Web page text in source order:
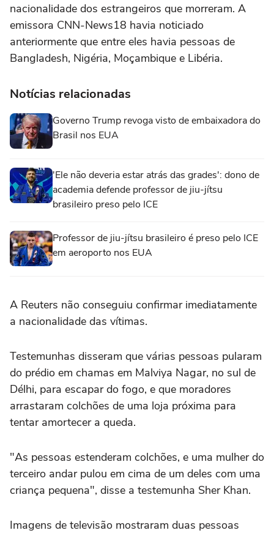
nacionalidade dos estrangeiros que ⁠morreram. A
emissora CNN-News18 havia noticiado
anteriormente que entre eles havia ‌pessoas de
Bangladesh, Nigéria, Moçambique e Libéria.
Notícias relacionadas
Governo Trump revoga visto de embaixadora do
Brasil nos EUA
'Ele não deveria estar atrás das grades': dono de
academia defende professor de jiu-jítsu
brasileiro preso pelo ICE
Professor de jiu-jítsu brasileiro é preso pelo ICE
em aeroporto nos EUA
A Reuters não conseguiu confirmar imediatamente
a nacionalidade das vítimas.
Testemunhas disseram que várias pessoas pularam
‌do prédio em chamas em Malviya ‌Nagar, no sul de
Délhi, para escapar do fogo, e ⁠que moradores
arrastaram colchões de uma loja próxima para
tentar amortecer a queda.
"As pessoas estenderam colchões, e uma mulher do
terceiro andar pulou em cima de um deles com uma
criança pequena", disse a testemunha Sher Khan.
Imagens de televisão mostraram duas pessoas